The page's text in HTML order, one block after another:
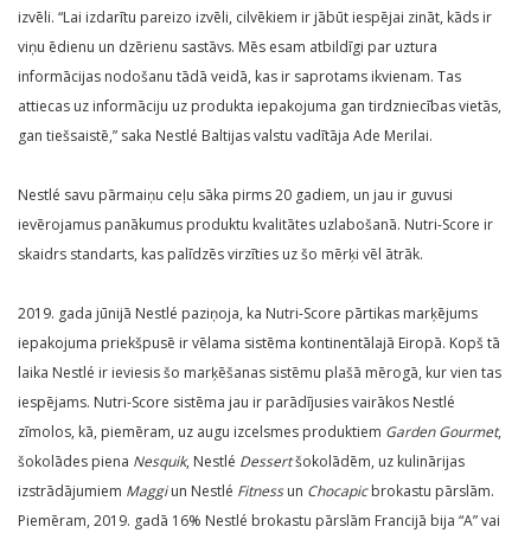
izvēli. “Lai izdarītu pareizo izvēli, cilvēkiem ir jābūt iespējai zināt, kāds ir
viņu ēdienu un dzērienu sastāvs. Mēs esam atbildīgi par uztura
informācijas nodošanu tādā veidā, kas ir saprotams ikvienam. Tas
attiecas uz informāciju uz produkta iepakojuma gan tirdzniecības vietās,
gan tiešsaistē,” saka Nestlé Baltijas valstu vadītāja Ade Merilai.
Nestlé savu pārmaiņu ceļu sāka pirms 20 gadiem, un jau ir guvusi
ievērojamus panākumus produktu kvalitātes uzlabošanā. Nutri-Score ir
skaidrs standarts, kas palīdzēs virzīties uz šo mērķi vēl ātrāk.
2019. gada jūnijā Nestlé paziņoja, ka Nutri-Score pārtikas marķējums
iepakojuma priekšpusē ir vēlama sistēma kontinentālajā Eiropā. Kopš tā
laika Nestlé ir ieviesis šo marķēšanas sistēmu plašā mērogā, kur vien tas
iespējams. Nutri-Score sistēma jau ir parādījusies vairākos Nestlé
zīmolos, kā, piemēram, uz augu izcelsmes produktiem Garden Gourmet,
šokolādes piena Nesquik, Nestlé Dessertšokolādēm, uz kulinārijas
izstrādājumiem Maggiun Nestlé Fitnessun Chocapicbrokastu pārslām.
Piemēram, 2019. gadā 16% Nestlé brokastu pārslām Francijā bija “A” vai